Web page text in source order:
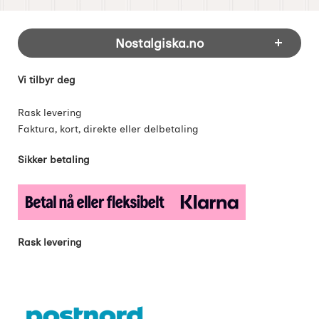
Footer-innhold Blandet informasjon og
Nostalgiska.no
Vi tilbyr deg
Rask levering
Faktura, kort, direkte eller delbetaling
Sikker betaling
Rask levering